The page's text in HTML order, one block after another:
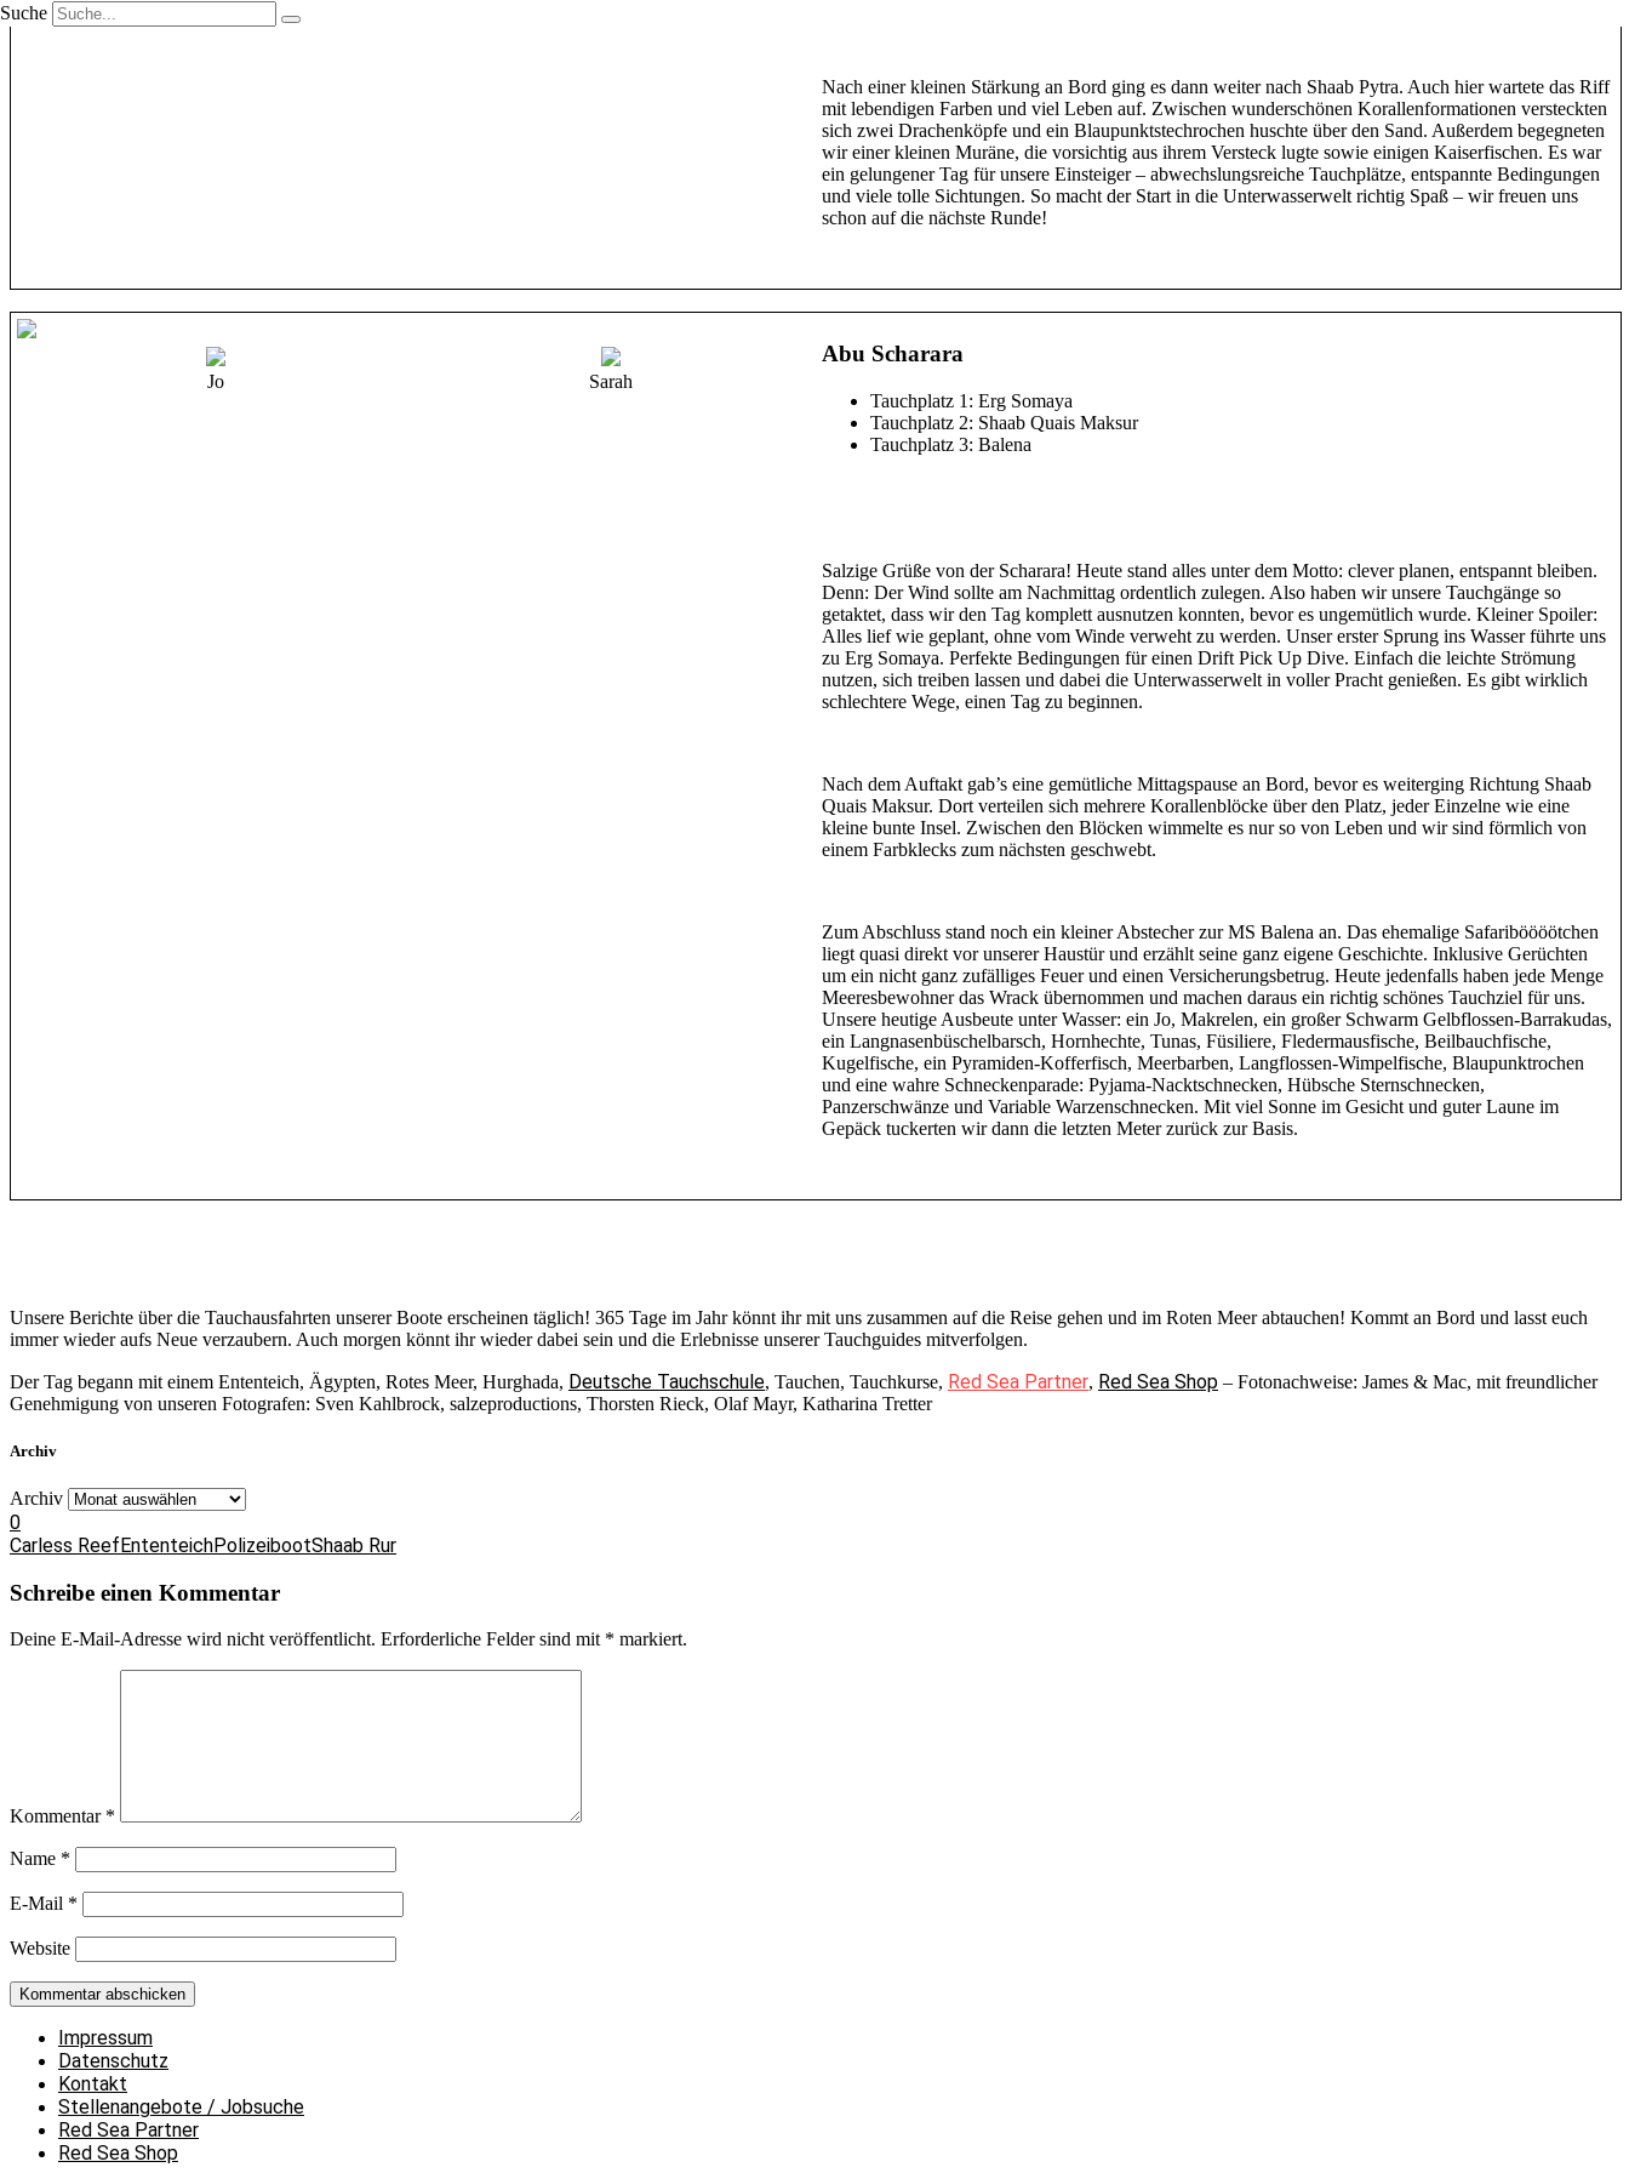
Suche
Nach einer kleinen Stärkung an Bord ging es dann weiter nach Shaab Pytra. Auch hier wartete das Riff
mit lebendigen Farben und viel Leben auf. Zwischen wunderschönen Korallenformationen versteckten
sich zwei Drachenköpfe und ein Blaupunktstechrochen huschte über den Sand. Außerdem begegneten
wir einer kleinen Muräne, die vorsichtig aus ihrem Versteck lugte sowie einigen Kaiserfischen. Es war
ein gelungener Tag für unsere Einsteiger – abwechslungsreiche Tauchplätze, entspannte Bedingungen
und viele tolle Sichtungen. So macht der Start in die Unterwasserwelt richtig Spaß – wir freuen uns
schon auf die nächste Runde!
Jo Sarah
Abu Scharara
Tauchplatz 1: Erg Somaya
Tauchplatz 2: Shaab Quais Maksur
Tauchplatz 3: Balena
Salzige Grüße von der Scharara! Heute stand alles unter dem Motto: clever planen, entspannt bleiben.
Denn: Der Wind sollte am Nachmittag ordentlich zulegen. Also haben wir unsere Tauchgänge so
getaktet, dass wir den Tag komplett ausnutzen konnten, bevor es ungemütlich wurde. Kleiner Spoiler:
Alles lief wie geplant, ohne vom Winde verweht zu werden. Unser erster Sprung ins Wasser führte uns
zu Erg Somaya. Perfekte Bedingungen für einen Drift Pick Up Dive. Einfach die leichte Strömung
nutzen, sich treiben lassen und dabei die Unterwasserwelt in voller Pracht genießen. Es gibt wirklich
schlechtere Wege, einen Tag zu beginnen.
Nach dem Auftakt gab’s eine gemütliche Mittagspause an Bord, bevor es weiterging Richtung Shaab
Quais Maksur. Dort verteilen sich mehrere Korallenblöcke über den Platz, jeder Einzelne wie eine
kleine bunte Insel. Zwischen den Blöcken wimmelte es nur so von Leben und wir sind förmlich von
einem Farbklecks zum nächsten geschwebt.
Zum Abschluss stand noch ein kleiner Abstecher zur MS Balena an. Das ehemalige Safariböööötchen
liegt quasi direkt vor unserer Haustür und erzählt seine ganz eigene Geschichte. Inklusive Gerüchten
um ein nicht ganz zufälliges Feuer und einen Versicherungsbetrug. Heute jedenfalls haben jede Menge
Meeresbewohner das Wrack übernommen und machen daraus ein richtig schönes Tauchziel für uns.
Unsere heutige Ausbeute unter Wasser: ein Jo, Makrelen, ein großer Schwarm Gelbflossen-Barrakudas,
ein Langnasenbüschelbarsch, Hornhechte, Tunas, Füsiliere, Fledermausfische, Beilbauchfische,
Kugelfische, ein Pyramiden-Kofferfisch, Meerbarben, Langflossen-Wimpelfische, Blaupunktrochen
und eine wahre Schneckenparade: Pyjama-Nacktschnecken, Hübsche Sternschnecken,
Panzerschwänze und Variable Warzenschnecken. Mit viel Sonne im Gesicht und guter Laune im
Gepäck tuckerten wir dann die letzten Meter zurück zur Basis.
Unsere Berichte über die Tauchausfahrten unserer Boote erscheinen täglich! 365 Tage im Jahr könnt ihr mit uns zusammen auf die Reise gehen und im Roten Meer abtauchen! Kommt an Bord und lasst euch
immer wieder aufs Neue verzaubern. Auch morgen könnt ihr wieder dabei sein und die Erlebnisse unserer Tauchguides mitverfolgen.
Der Tag begann mit einem Ententeich, Ägypten, Rotes Meer, Hurghada, Deutsche Tauchschule, Tauchen, Tauchkurse, Red Sea Partner, Red Sea Shop – Fotonachweise: James & Mac, mit freundlicher
Genehmigung von unseren Fotografen: Sven Kahlbrock, salzeproductions, Thorsten Rieck, Olaf Mayr, Katharina Tretter
Archiv
Archiv
0
Carless ReefEntenteichPolizeibootShaab Rur
Schreibe einen Kommentar
Deine E-Mail-Adresse wird nicht veröffentlicht. Erforderliche Felder sind mit * markiert.
Kommentar *
Name *
E-Mail *
Website
Impressum
Datenschutz
Kontakt
Stellenangebote / Jobsuche
Red Sea Partner
Red Sea Shop